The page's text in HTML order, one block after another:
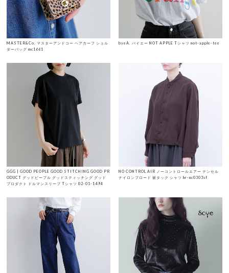
MASTER&Co. マスターアンドコー ヘアカーフ ショル
ダーバッグ mc1661
byeA. バイエー NOT APPLE Tシャツ not-apple-tee
GGG | GOOD PEOPLE GOOD STITCHING GOOD PR
ODUCT グッドピープル グッドスティッチング グッド
プロダクト ドルマンスリーブ Tシャツ 02-01-1494
NO CONTROL AIR ノーコントロールエアー テンセル
ナイロンブロード 裾タック シャツ hr-nc0303sf